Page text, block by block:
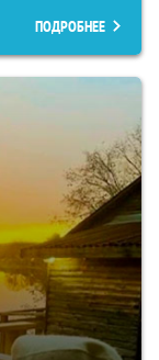
ПОДРОБНЕЕ